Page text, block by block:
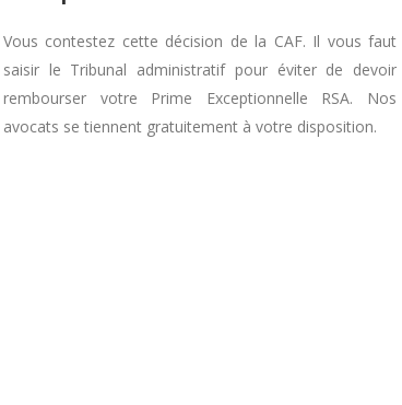
Vous contestez cette décision de la CAF. Il vous faut
saisir le Tribunal administratif pour éviter de devoir
rembourser votre Prime Exceptionnelle RSA. Nos
avocats se tiennent gratuitement à votre disposition.